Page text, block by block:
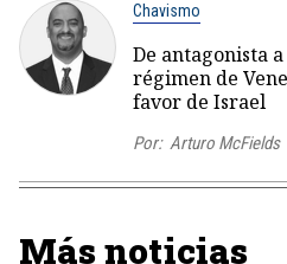
Chavismo
De antagonista
régimen de
favor de Israel
Por: Arturo McFields
Más noticias